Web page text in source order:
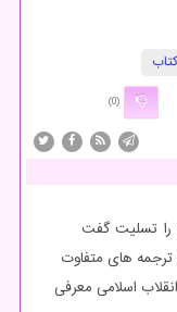
كتاب
(0)
را تسلیت گفت
ترجمه های متفاوت
اسلامی معرفی